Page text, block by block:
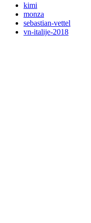
kimi
monza
sebastian-vettel
vn-italije-2018